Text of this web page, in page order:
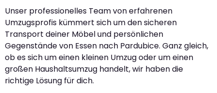
Unser professionelles Team von erfahrenen
Umzugsprofis kümmert sich um den sicheren
Transport deiner Möbel und persönlichen
Gegenstände von Essen nach Pardubice. Ganz gleich,
ob es sich um einen kleinen Umzug oder um einen
großen Haushaltsumzug handelt, wir haben die
richtige Lösung für dich.